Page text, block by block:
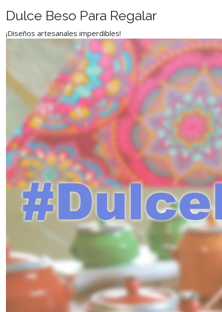
Dulce Beso Para Regalar
¡Diseños artesanales imperdibles!